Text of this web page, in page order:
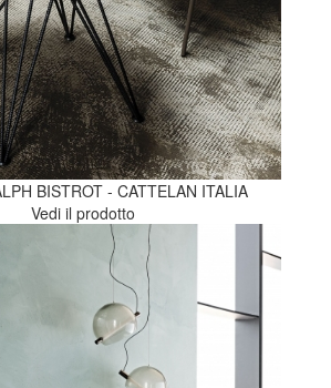
BISTROT - CATTELAN ITALIA
Vedi il prodotto